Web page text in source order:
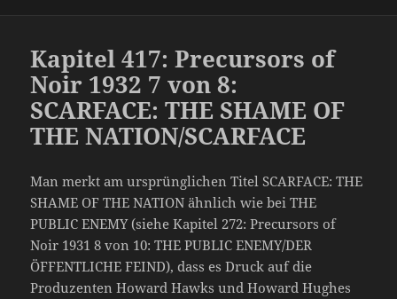
Kapitel 417: Precursors of
Noir 1932 7 von 8:
SCARFACE: THE SHAME OF
THE NATION/SCARFACE
Man merkt am ursprünglichen Titel SCARFACE: THE
SHAME OF THE NATION ähnlich wie bei THE
PUBLIC ENEMY (siehe Kapitel 272: Precursors of
Noir 1931 8 von 10: THE PUBLIC ENEMY/DER
ÖFFENTLICHE FEIND), dass es Druck auf die
Produzenten Howard Hawks und Howard Hughes